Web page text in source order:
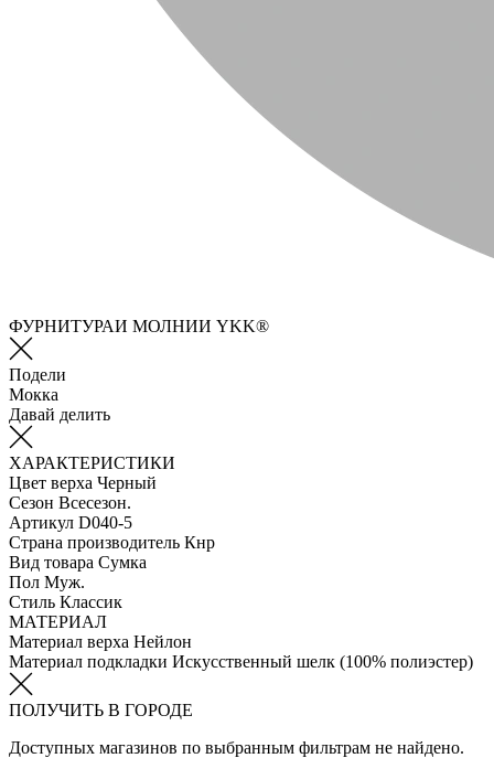
ФУРНИТУРАИ МОЛНИИ YKK®
Подели
Мокка
Давай делить
ХАРАКТЕРИСТИКИ
Цвет верха Черный
Сезон Всесезон.
Артикул D040-5
Страна производитель Кнр
Вид товара Сумка
Пол Муж.
Стиль Классик
МАТЕРИАЛ
Материал верха Нейлон
Материал подкладки Искусственный шелк (100% полиэстер)
ПОЛУЧИТЬ В ГОРОДЕ
Доступных магазинов по выбранным фильтрам не найдено.